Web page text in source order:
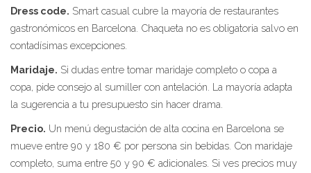
Dress code. Smart casual cubre la mayoría de restaurantes
gastronómicos en Barcelona. Chaqueta no es obligatoria salvo en
contadísimas excepciones.
Maridaje. Si dudas entre tomar maridaje completo o copa a
copa, pide consejo al sumiller con antelación. La mayoría adapta
la sugerencia a tu presupuesto sin hacer drama.
Precio. Un menú degustación de alta cocina en Barcelona se
mueve entre 90 y 180 € por persona sin bebidas. Con maridaje
completo, suma entre 50 y 90 € adicionales. Si ves precios muy